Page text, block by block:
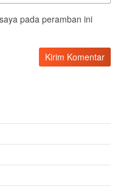
pada peramban ini